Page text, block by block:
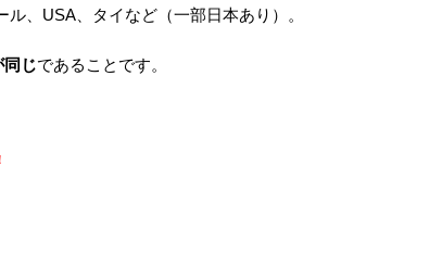
、USA、タイなど（一部日本あり）。
同じであることです。